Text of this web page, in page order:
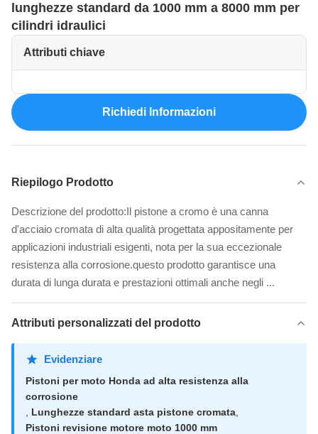
lunghezze standard da 1000 mm a 8000 mm per
cilindri idraulici
Attributi chiave
Richiedi Informazioni
Riepilogo Prodotto
Descrizione del prodotto:Il pistone a cromo è una canna
d'acciaio cromata di alta qualità progettata appositamente per
applicazioni industriali esigenti, nota per la sua eccezionale
resistenza alla corrosione.questo prodotto garantisce una
durata di lunga durata e prestazioni ottimali anche negli ...
Attributi personalizzati del prodotto
Evidenziare
Pistoni per moto Honda ad alta resistenza alla
corrosione
Lunghezze standard asta pistone cromata
Pistoni revisione motore moto 1000 mm